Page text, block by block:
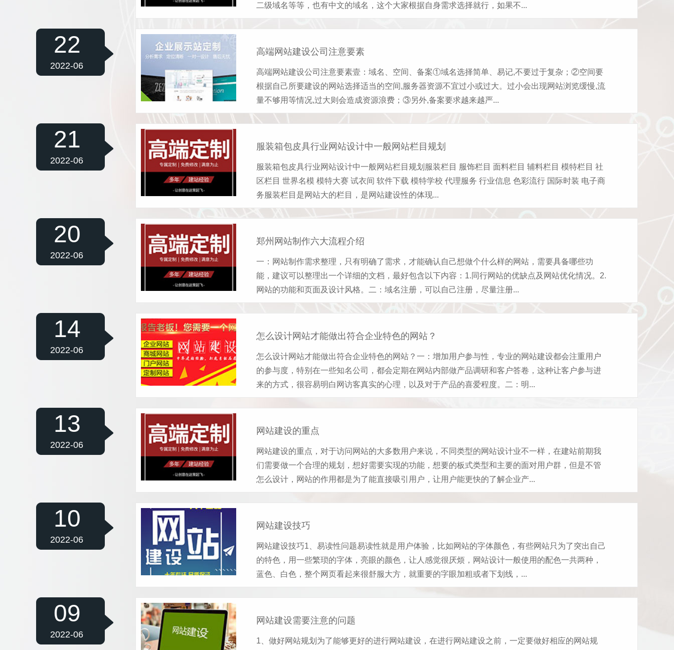
二级域名等等，也有中文的域名，这个大家根据自身需求选择就行，如果不...
22
2022-06
高端网站建设公司注意要素
高端网站建设公司注意要素壹：域名、空间、备案①域名选择简单、易记,不要过于复杂；②空间要
根据自己所要建设的网站选择适当的空间,服务器资源不宜过小或过大。过小会出现网站浏览缓慢,流
量不够用等情况,过大则会造成资源浪费；③另外,备案要求越来越严...
21
2022-06
服装箱包皮具行业网站设计中一般网站栏目规划
服装箱包皮具行业网站设计中一般网站栏目规划服装栏目 服饰栏目 面料栏目 辅料栏目 模特栏目 社
区栏目 世界名模 模特大赛 试衣间 软件下载 模特学校 代理服务 行业信息 色彩流行 国际时装 电子商
务服装栏目是网站大的栏目，是网站建设性的体现...
20
2022-06
郑州网站制作六大流程介绍
一：网站制作需求整理，只有明确了需求，才能确认自己想做个什么样的网站，需要具备哪些功
能，建议可以整理出一个详细的文档，最好包含以下内容：1.同行网站的优缺点及网站优化情况。2.
网站的功能和页面及设计风格。二：域名注册，可以自己注册，尽量注册...
14
2022-06
怎么设计网站才能做出符合企业特色的网站？
怎么设计网站才能做出符合企业特色的网站？一：增加用户参与性，专业的网站建设都会注重用户
的参与度，特别在一些知名公司，都会定期在网站内部做产品调研和客户答卷，这种让客户参与进
来的方式，很容易明白网访客真实的心理，以及对于产品的喜爱程度。二：明...
13
2022-06
网站建设的重点
网站建设的重点，对于访问网站的大多数用户来说，不同类型的网站设计业不一样，在建站前期我
们需要做一个合理的规划，想好需要实现的功能，想要的板式类型和主要的面对用户群，但是不管
怎么设计，网站的作用都是为了能直接吸引用户，让用户能更快的了解企业产...
10
2022-06
网站建设技巧
网站建设技巧1、易读性问题易读性就是用户体验，比如网站的字体颜色，有些网站只为了突出自己
的特色，用一些繁琐的字体，亮眼的颜色，让人感觉很厌烦，网站设计一般使用的配色一共两种，
蓝色、白色，整个网页看起来很舒服大方，就重要的字眼加粗或者下划线，...
09
2022-06
网站建设需要注意的问题
1、做好网站规划为了能够更好的进行网站建设，在进行网站建设之前，一定要做好相应的网站规